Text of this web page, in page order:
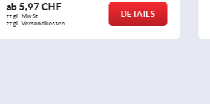
ab 5,97 CHF
zzgl. MwSt.
zzgl. Versandkosten
DETAILS